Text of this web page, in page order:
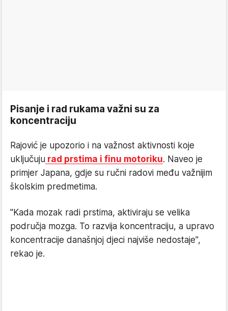
Pisanje i rad rukama važni su za
koncentraciju
Rajović je upozorio i na važnost aktivnosti koje
uključuju rad prstima i finu motoriku. Naveo je
primjer Japana, gdje su ručni radovi među važnijim
školskim predmetima.
"Kada mozak radi prstima, aktiviraju se velika
područja mozga. To razvija koncentraciju, a upravo
koncentracije današnjoj djeci najviše nedostaje",
rekao je.